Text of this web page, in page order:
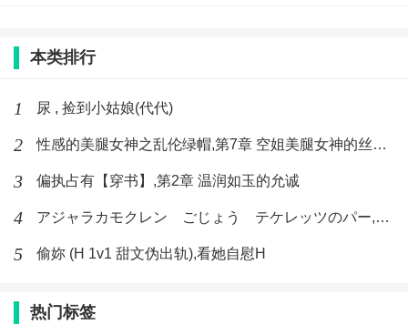
本类排行
1 尿 , 捡到小姑娘(代代)
2 性感的美腿女神之乱伦绿帽,第7章 空姐美腿女神的丝袜足交
3 偏执占有【穿书】,第2章 温润如玉的允诚
4 アジャラカモクレン ごじょう テケレッツのパー,【No. 42 Rube Goldberg Machine】十四
5 偷妳 (H 1v1 甜文伪出轨),看她自慰H
热门标签